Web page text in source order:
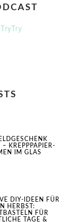
– KREPPPAPIER-
IM GLAS
DIY-IDEEN FÜR
HERBST:
FÜR
TAGE &